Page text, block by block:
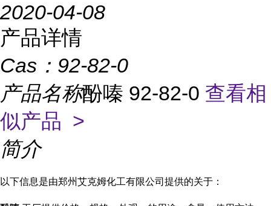
2020-04-08
产品详情
Cas： 92-82-0
产品名称酚嗪 92-82-0 查看相
似产品 >
简介
以下信息是由郑州艾克姆化工有限公司提供的关于：